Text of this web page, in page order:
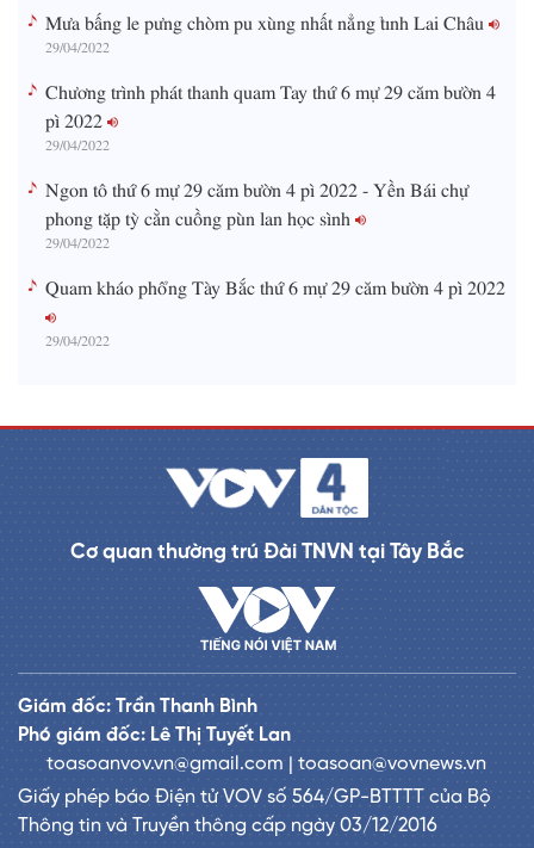
Mưa bấng le pưng chòm pu xùng nhất nẳng tỉnh Lai Châu
29/04/2022
Chương trình phát thanh quam Tay thứ 6 mự 29 căm bườn 4
pì 2022
29/04/2022
Ngon tô thứ 6 mự 29 căm bườn 4 pì 2022 - Yền Bái chự
phong tặp tỳ cằn cuồng pùn lan học sình
29/04/2022
Quam kháo phổng Tày Bắc thứ 6 mự 29 căm bườn 4 pì 2022
29/04/2022
Cơ quan thường trú Đài TNVN tại Tây Bắc
Giám đốc: Trần Thanh Bình
Phó giám đốc: Lê Thị Tuyết Lan
toasoanvov.vn@gmail.com | toasoan@vovnews.vn
Giấy phép báo Điện tử VOV số 564/GP-BTTTT của Bộ
Thông tin và Truyền thông cấp ngày 03/12/2016